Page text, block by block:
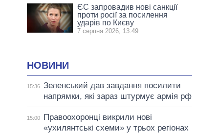
ЄС запровадив нові санкції
проти росії за посилення
ударів по Києву
7 серпня 2026, 13:49
НОВИНИ
15:36 Зеленський дав завдання посилити
напрямки, які зараз штурмує армія рф
15:00
Правоохоронці викрили нові
«ухилянтські схеми» у трьох регіонах